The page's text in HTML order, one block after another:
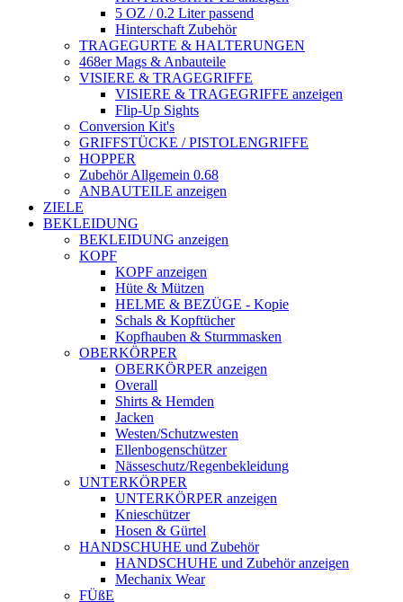
5 OZ / 0.2 Liter passend
Hinterschaft Zubehör
TRAGEGURTE & HALTERUNGEN
468er Mags & Anbauteile
VISIERE & TRAGEGRIFFE
VISIERE & TRAGEGRIFFE anzeigen
Flip-Up Sights
Conversion Kit's
GRIFFSTÜCKE / PISTOLENGRIFFE
HOPPER
Zubehör Allgemein 0.68
ANBAUTEILE anzeigen
ZIELE
BEKLEIDUNG
BEKLEIDUNG anzeigen
KOPF
KOPF anzeigen
Hüte & Mützen
HELME & BEZÜGE - Kopie
Schals & Kopftücher
Kopfhauben & Sturmmasken
OBERKÖRPER
OBERKÖRPER anzeigen
Overall
Shirts & Hemden
Jacken
Westen/Schutzwesten
Ellenbogenschützer
Nässeschutz/Regenbekleidung
UNTERKÖRPER
UNTERKÖRPER anzeigen
Knieschützer
Hosen & Gürtel
HANDSCHUHE und Zubehör
HANDSCHUHE und Zubehör anzeigen
Mechanix Wear
FÜßE